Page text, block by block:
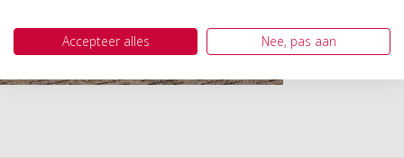
Accepteer alles Nee, pas aan